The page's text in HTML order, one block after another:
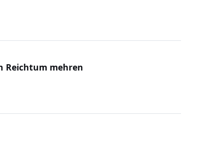
Reichtum mehren